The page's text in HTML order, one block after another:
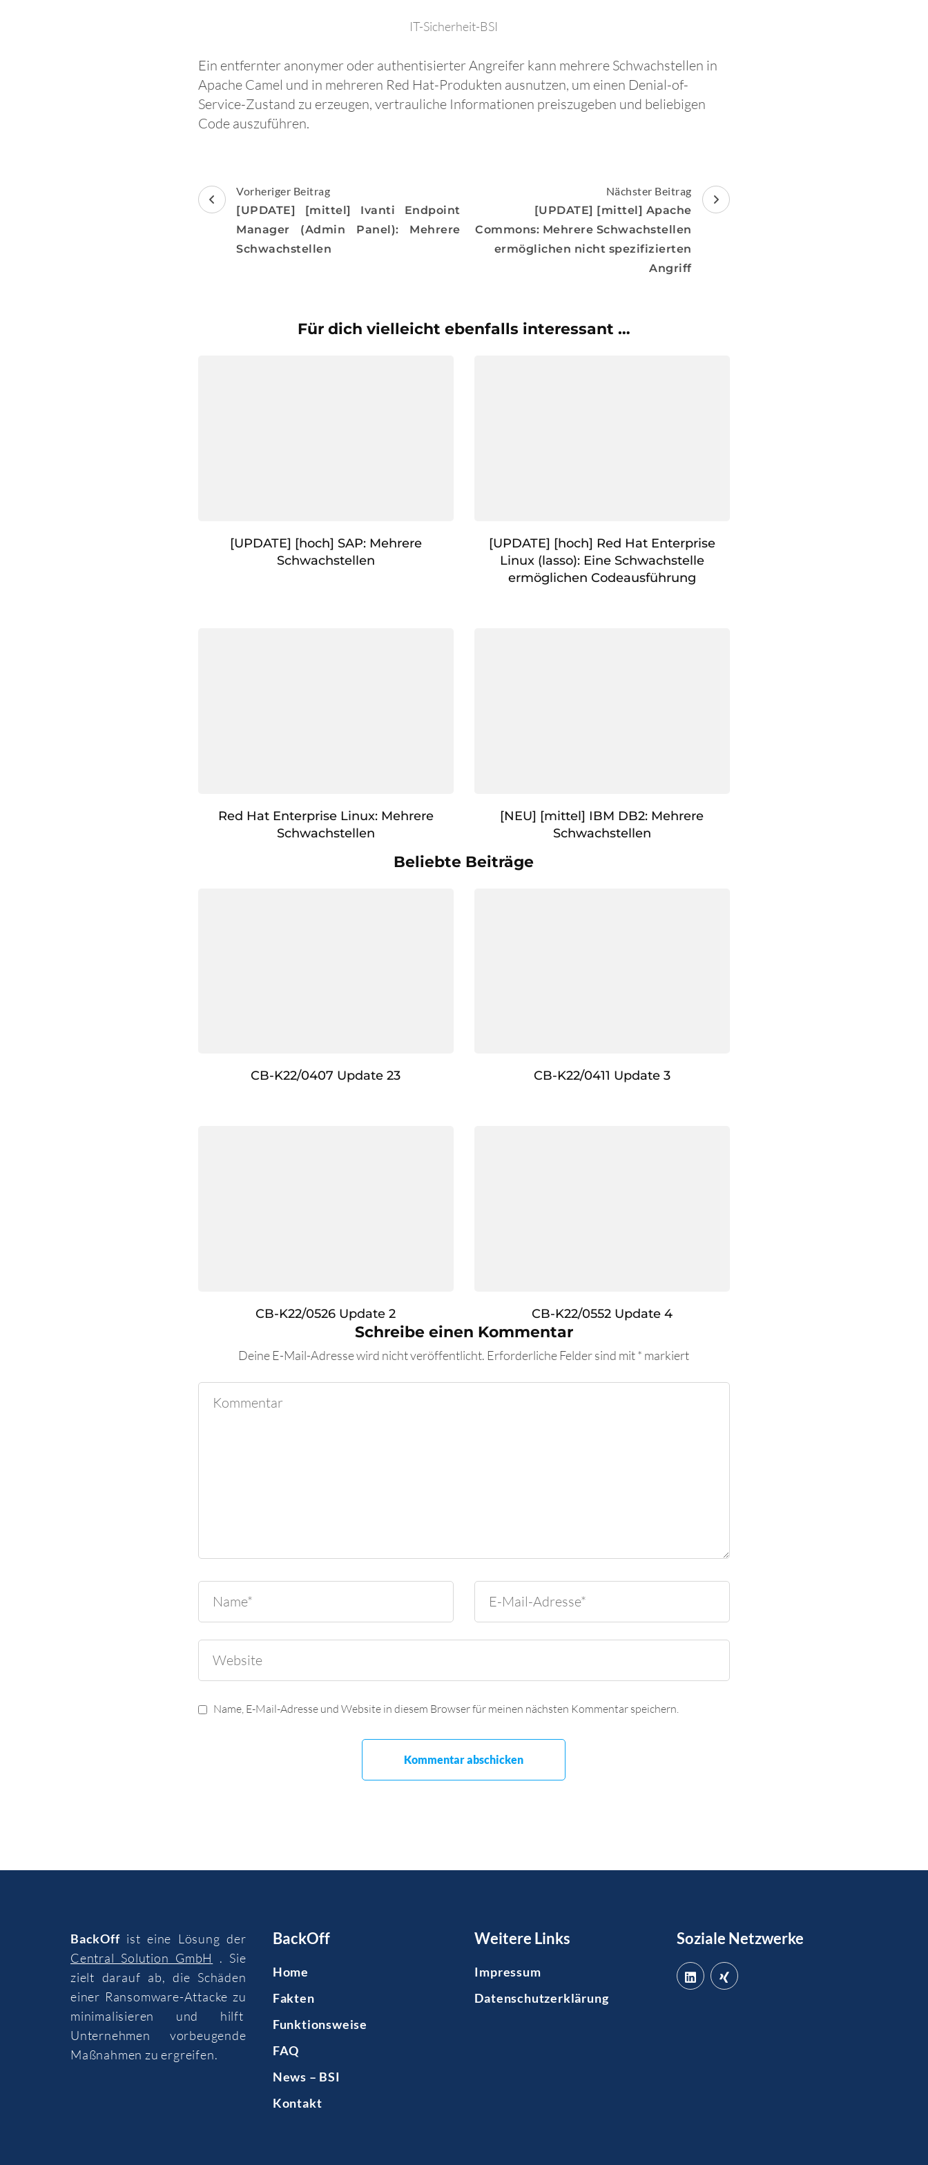
IT-Sicherheit-BSI
Ein entfernter anonymer oder authentisierter Angreifer kann mehrere Schwachstellen in
Apache Camel und in mehreren Red Hat-Produkten ausnutzen, um einen Denial-of-
Service-Zustand zu erzeugen, vertrauliche Informationen preiszugeben und beliebigen
Code auszuführen.
Beitragsnavigation
Vorheriger Beitrag
[UPDATE] [mittel] Ivanti Endpoint
Manager (Admin Panel): Mehrere
Schwachstellen
Nächster Beitrag
[UPDATE] [mittel] Apache
Commons: Mehrere Schwachstellen
ermöglichen nicht spezifizierten
Angriff
Für dich vielleicht ebenfalls interessant …
[UPDATE] [hoch] SAP: Mehrere
Schwachstellen
[UPDATE] [hoch] Red Hat Enterprise
Linux (lasso): Eine Schwachstelle
ermöglichen Codeausführung
Red Hat Enterprise Linux: Mehrere
Schwachstellen
[NEU] [mittel] IBM DB2: Mehrere
Schwachstellen
Beliebte Beiträge
CB-K22/0407 Update 23 CB-K22/0411 Update 3
CB-K22/0526 Update 2 CB-K22/0552 Update 4
Schreibe einen Kommentar
Deine E-Mail-Adresse wird nicht veröffentlicht. Erforderliche Felder sind mit* markiert
Name, E-Mail-Adresse und Website in diesem Browser für meinen nächsten Kommentar speichern.
BackOffist eine Lösung der
Central Solution GmbH
. Sie
zielt darauf ab, die Schäden
einer Ransomware-Attacke zu
minimalisieren und hilft
Unternehmen vorbeugende
Maßnahmen zu ergreifen.
BackOff
Home
Fakten
Funktionsweise
FAQ
News – BSI
Kontakt
Weitere Links
Impressum
Datenschutzerklärung
Soziale Netzwerke